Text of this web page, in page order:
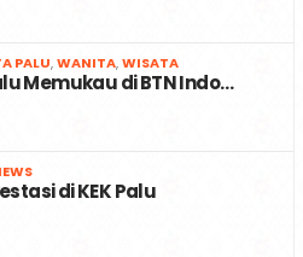
PALU,WANITA,WISATA
Memukau di BTN Indo…
di KEK Palu